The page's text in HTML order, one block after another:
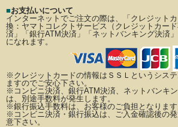
■お支払いについて
インターネットでご注文の際は、「クレジットカ
換：ヤマトコレクトサービス（クレジットカード
済」「銀行ATM決済」「ネットバンキング決済
になれます。
※クレジットカードの情報はＳＳＬというシス
ますのでご安心下さい。
※コンビニ決済、銀行ATM決済、ネットバンキ
は、別途手数料が発生します。
※銀行振込手数料は、お客様のご負担となります
※コンビニ決済・銀行振込は、ご入金確認後の
意下さい。